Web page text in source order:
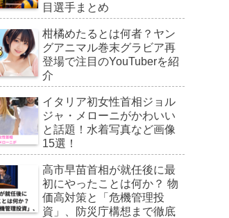
目選手まとめ
柑橘めたるとは何者？ヤン
グアニマル巻末グラビア再
登場で注目のYouTuberを紹
介
イタリア初女性首相ジョル
ジャ・メローニがかわいい
と話題！水着写真など画像
15選！
高市早苗首相が就任後に最
初にやったことは何か？ 物
価高対策と「危機管理投
資」、防災庁構想まで徹底